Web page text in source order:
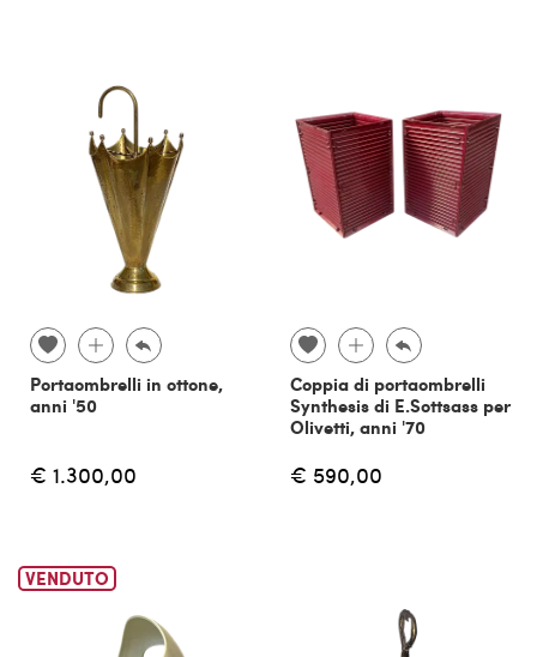
Portaombrelli in ottone,
anni '50
€ 1.300,00
Coppia di portaombrelli
Synthesis di E.Sottsass per
Olivetti, anni '70
€ 590,00
VENDUTO